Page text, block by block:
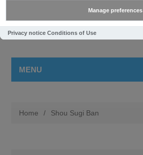
Manage preferences
Privacy notice Conditions of Use
MENU
Home / Shou Sugi Ban